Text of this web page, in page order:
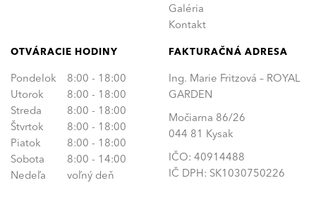
Galéria
Kontakt
OTVÁRACIE HODINY
Pondelok
8:00 - 18:00
Utorok
8:00 - 18:00
Streda
8:00 - 18:00
Štvrtok
8:00 - 18:00
Piatok
8:00 - 18:00
Sobota
8:00 - 14:00
Nedeľa
voľný deň
FAKTURAČNÁ ADRESA
Ing. Marie Fritzová – ROYAL
GARDEN
Močiarna 86/26
044 81 Kysak
IČO: 40914488
IČ DPH: SK1030750226